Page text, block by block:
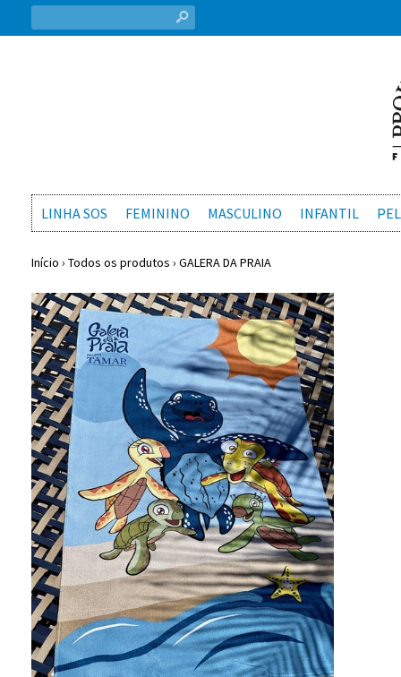
s
LINHA SOS FEMININO MASCULINO INFANTIL
Início › Todos os produtos › GALERA DA PRAIA